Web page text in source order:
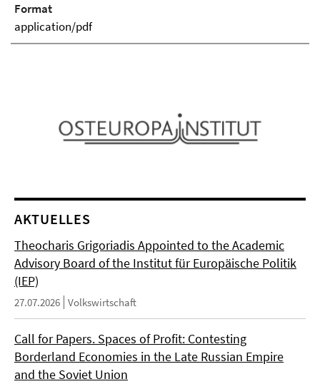
Format
application/pdf
AKTUELLES
Theocharis Grigoriadis Appointed to the Academic
Advisory Board of the Institut für Europäische Politik
(IEP)
27.07.2026 Volkswirtschaft
Call for Papers. Spaces of Profit: Contesting
Borderland Economies in the Late Russian Empire
and the Soviet Union